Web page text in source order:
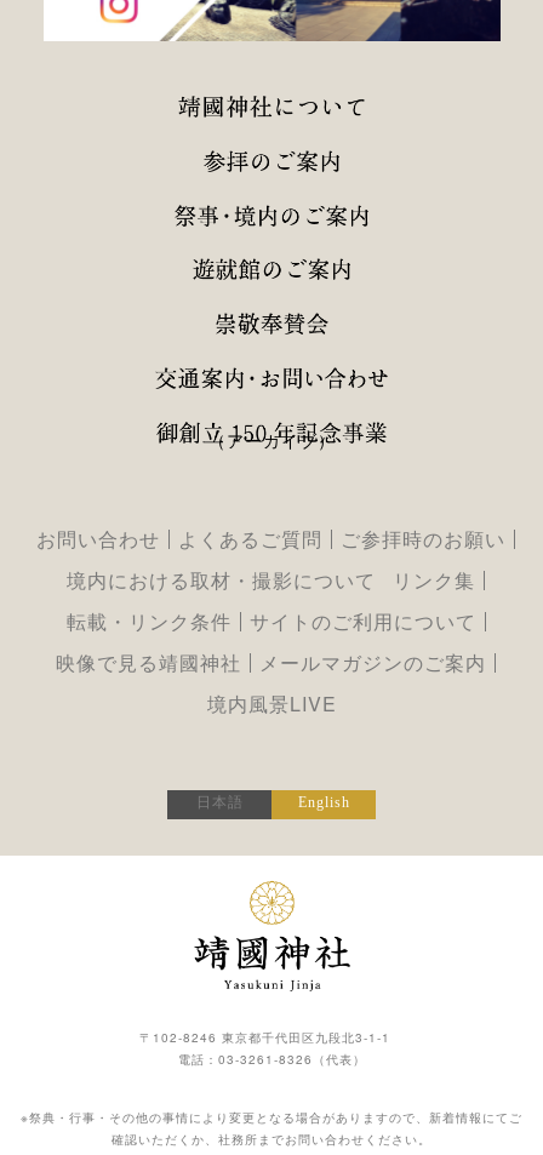
（アーカイブ）
お問い合わせ よくあるご質問
ご参拝時のお願い
境内における取材・撮影について
リンク集
転載・リンク条件
サイトのご利用について
映像で見る靖國神社
メールマガジンのご案内
境内風景LIVE
日本語 English
〒102-8246 東京都千代田区九段北3-1-1
電話： 03-3261-8326 （代表）
※祭典・行事・その他の事情により変更となる場合がありますので、新着情報にてご
確認いただくか、社務所までお問い合わせください。